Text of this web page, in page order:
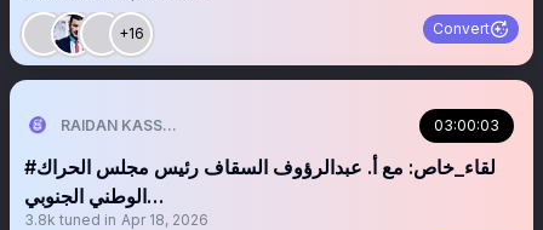
+16 Convert
03:00:03
#لقاء_خاص: مع أ. عبدالرؤوف السقاف رئيس مجلس الحراك
الوطني الجنوبي…
3.8k tuned in Apr 18, 2026